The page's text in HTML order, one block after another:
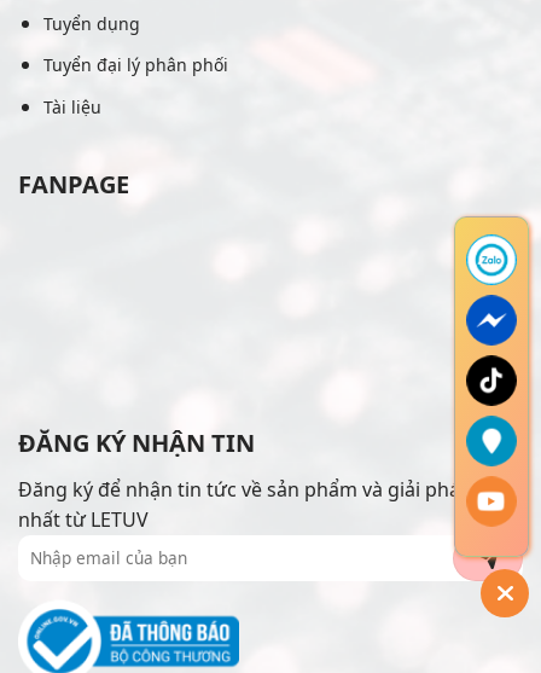
Tuyển dụng
Tuyển đại lý phân phối
Tài liệu
FANPAGE
ĐĂNG KÝ NHẬN TIN
Đăng ký để nhận tin tức về sản phẩm và giải pháp mới
nhất từ LETUV